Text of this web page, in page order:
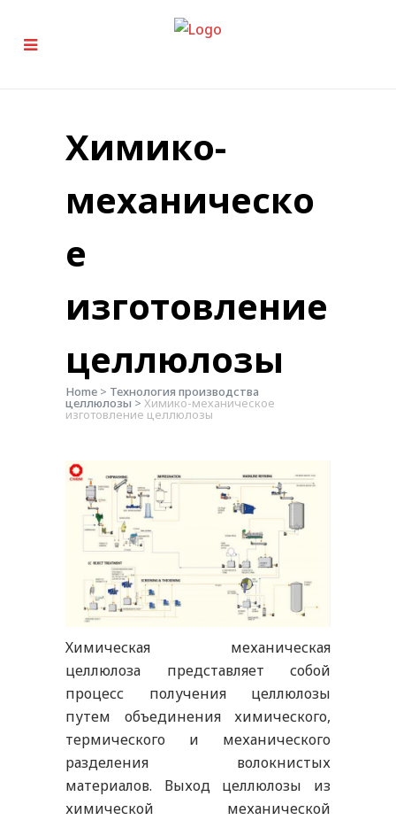
Химико-
механическо
е
изготовление
целлюлозы
Home > Технология производства
целлюлозы > Химико-механическое
изготовление целлюлозы
Химическая механическая
целлюлоза представляет собой
процесс получения целлюлозы
путем объединения химического,
термического и механического
разделения волокнистых
материалов. Выход целлюлозы из
химической механической